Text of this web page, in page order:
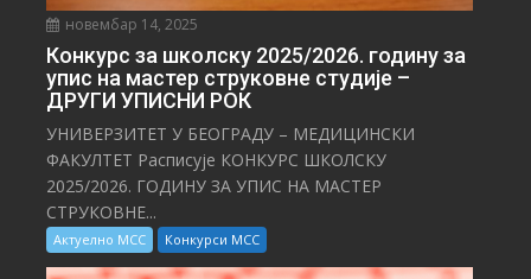
новембар 14, 2025
Конкурс за школску 2025/⁠2026. годину за
упис на мастер струковне студије –
ДРУГИ УПИСНИ РОК
УНИВЕРЗИТЕТ У БЕОГРАДУ – МЕДИЦИНСКИ
ФАКУЛТЕТ Расписује КОНКУРС ШКОЛСКУ
2025/⁠2026. ГОДИНУ ЗА УПИС НА МАСТЕР
СТРУКОВНЕ...
Актуелно МСС Конкурси МСС